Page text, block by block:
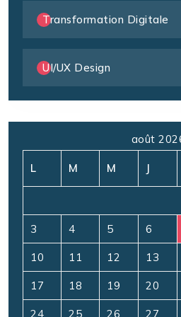
Transformation Digitale
UI/UX Design
août
L M M J
3 4 5 6
10 11 12 13
17 18 19 20
24 25 26 27